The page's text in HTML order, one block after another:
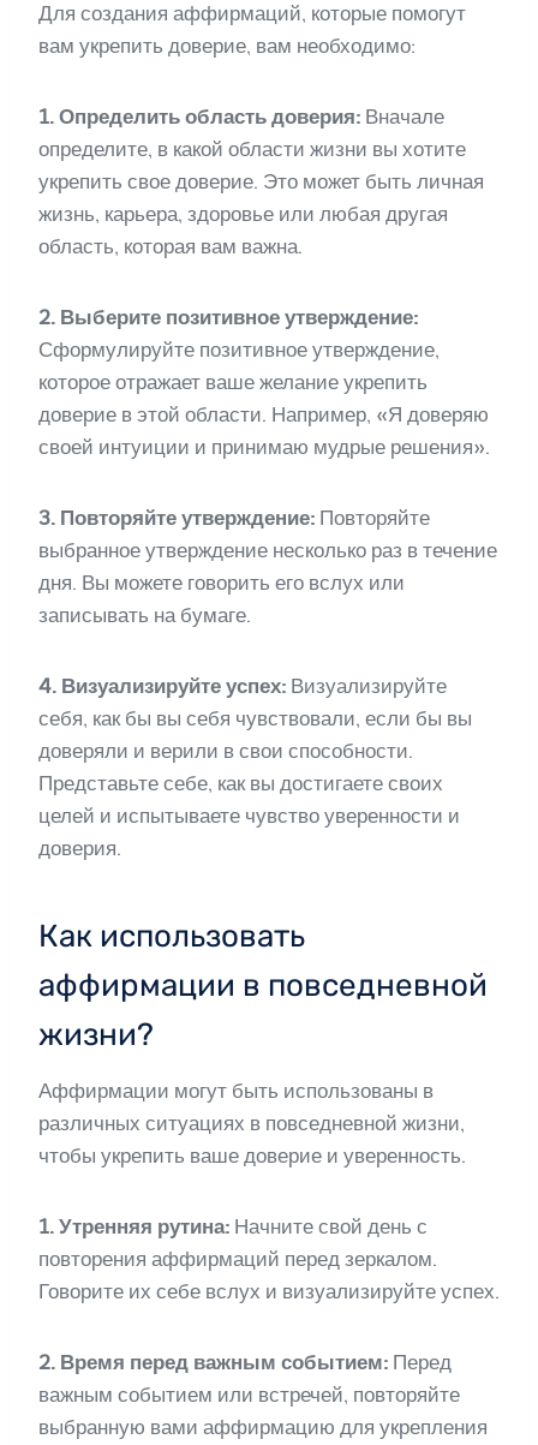
Для создания аффирмаций, которые помогут
вам укрепить доверие, вам необходимо:
1. Определить область доверия: Вначале
определите, в какой области жизни вы хотите
укрепить свое доверие. Это может быть личная
жизнь, карьера, здоровье или любая другая
область, которая вам важна.
2. Выберите позитивное утверждение:
Сформулируйте позитивное утверждение,
которое отражает ваше желание укрепить
доверие в этой области. Например, «Я доверяю
своей интуиции и принимаю мудрые решения».
3. Повторяйте утверждение: Повторяйте
выбранное утверждение несколько раз в течение
дня. Вы можете говорить его вслух или
записывать на бумаге.
4. Визуализируйте успех: Визуализируйте
себя, как бы вы себя чувствовали, если бы вы
доверяли и верили в свои способности.
Представьте себе, как вы достигаете своих
целей и испытываете чувство уверенности и
доверия.
Как использовать
аффирмации в повседневной
жизни?
Аффирмации могут быть использованы в
различных ситуациях в повседневной жизни,
чтобы укрепить ваше доверие и уверенность.
1. Утренняя рутина: Начните свой день с
повторения аффирмаций перед зеркалом.
Говорите их себе вслух и визуализируйте успех.
2. Время перед важным событием: Перед
важным событием или встречей, повторяйте
выбранную вами аффирмацию для укрепления